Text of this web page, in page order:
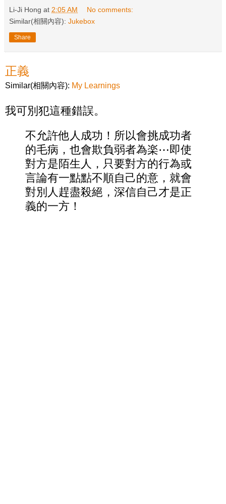
Li-Ji Hong at 2:05 AM
No comments:
Similar(相關內容): Jukebox
Share
正義
Similar(相關內容): My Learnings
我可別犯這種錯誤。
不允許他人成功！所以會挑成功者
的毛病，也會欺負弱者為楽⋯即使
對方是陌生人，只要對方的行為或
言論有一點點不順自己的意，就會
對別人趕盡殺絕，深信自己才是正
義的一方！